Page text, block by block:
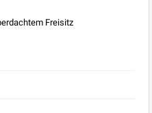
Freisitz